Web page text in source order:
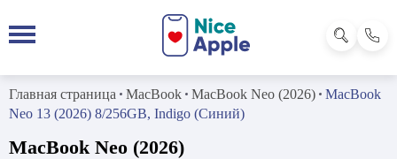
Главная страница MacBook MacBook Neo (2026)
MacBook
Neo 13 (2026) 8/256GB, Indigo (Синий)
MacBook Neo (2026)